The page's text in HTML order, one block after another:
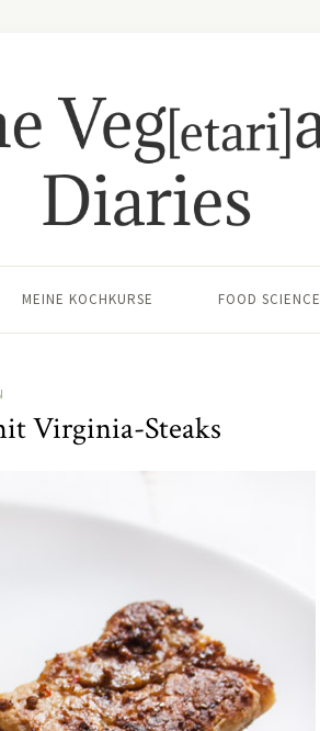
MEINE KOCHKURSE FOOD SCIENCE
Virginia-Steaks